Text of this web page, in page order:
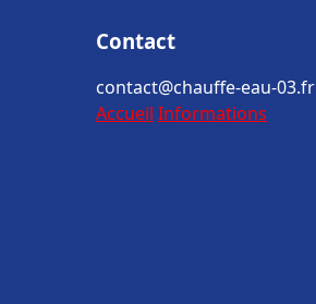
Contact
contact@chauffe-eau-03.fr
Accueil Informations